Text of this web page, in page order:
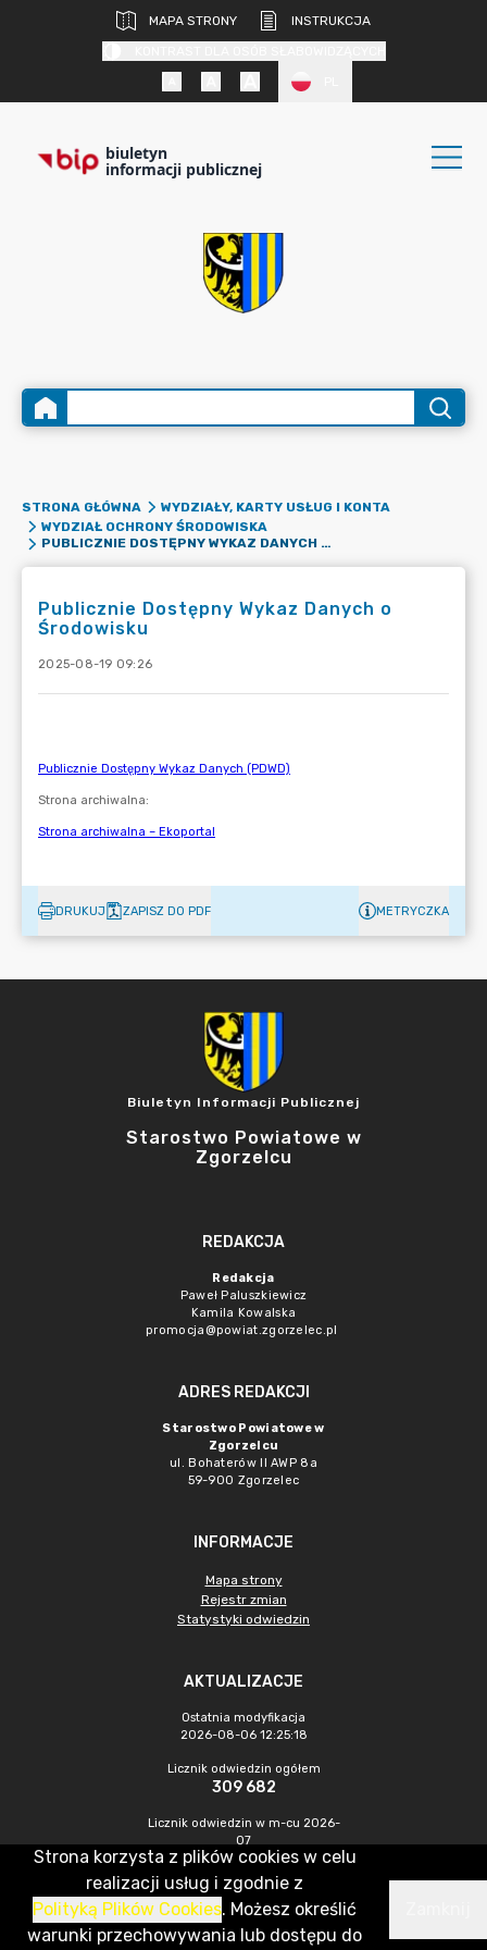
MAPA STRONY
INSTRUKCJA
biuletyn
informacji publicznej
STRONA GŁÓWNA
WYDZIAŁY, KARTY USŁUG I KONTA
WYDZIAŁ OCHRONY ŚRODOWISKA
PUBLICZNIE DOSTĘPNY WYKAZ DANYCH O ŚRODOWISKU
Publicznie Dostępny Wykaz Danych o
Środowisku
2025-08-19 09:26
DRUKUJ ZAPISZ DO PDF METRYCZKA
Biuletyn Informacji Publicznej
Starostwo Powiatowe w
Zgorzelcu
REDAKCJA
Redakcja
Paweł Paluszkiewicz
Kamila Kowalska
promocja@powiat.zgorzelec.pl
ADRES REDAKCJI
Starostwo Powiatowe w
Zgorzelcu
ul. Bohaterów II AWP 8a
59-900 Zgorzelec
INFORMACJE
Mapa strony
Rejestr zmian
Statystyki odwiedzin
AKTUALIZACJE
Ostatnia modyfikacja
2026-08-06 12:25:18
Licznik odwiedzin ogółem
309 682
Licznik odwiedzin w m-cu 2026-
07
380
CMS & Hosting: Nefeni Sp. z o.o.
Strona korzysta z plików cookies w celu
realizacji usług i zgodnie z
Polityką Plików Cookies. Możesz określić
warunki przechowywania lub dostępu do